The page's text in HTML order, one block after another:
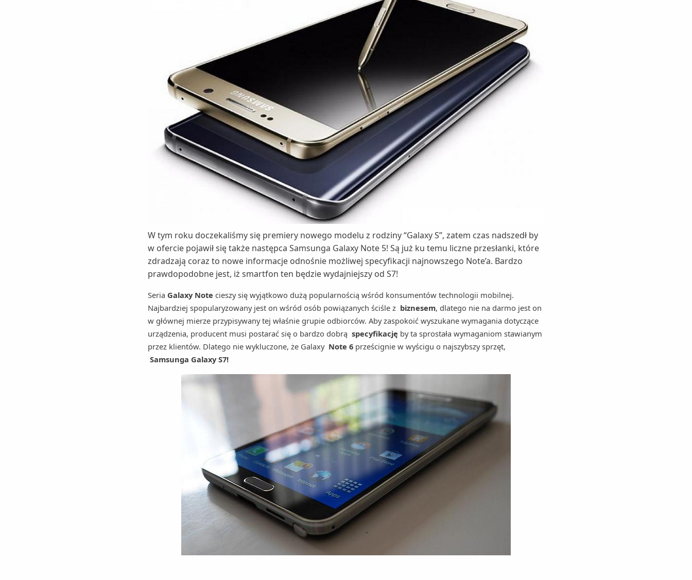
W tym roku doczekaliśmy się premiery nowego modelu z rodziny “Galaxy S”, zatem czas nadszedł by
w ofercie pojawił się także następca Samsunga Galaxy Note 5! Są już ku temu liczne przesłanki, które
zdradzają coraz to nowe informacje odnośnie możliwej specyfikacji najnowszego Note’a. Bardzo
prawdopodobne jest, iż smartfon ten będzie wydajniejszy od S7!
Seria Galaxy Note cieszy się wyjątkowo dużą popularnością wśród konsumentów technologii mobilnej.
Najbardziej spopularyzowany jest on wśród osób powiązanych ściśle z biznesem, dlatego nie na darmo jest on
w głównej mierze przypisywany tej właśnie grupie odbiorców. Aby zaspokoić wyszukane wymagania dotyczące
urządzenia, producent musi postarać się o bardzo dobrą specyfikację by ta sprostała wymaganiom stawianym
przez klientów. Dlatego nie wykluczone, że Galaxy Note 6 prześcignie w wyścigu o najszybszy sprzęt,
Samsunga Galaxy S7!